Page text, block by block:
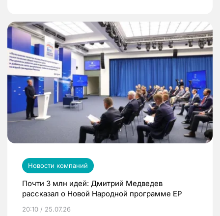
Новости компаний
Почти 3 млн идей: Дмитрий Медведев
рассказал о Новой Народной программе ЕР
20:10 / 25.07.26